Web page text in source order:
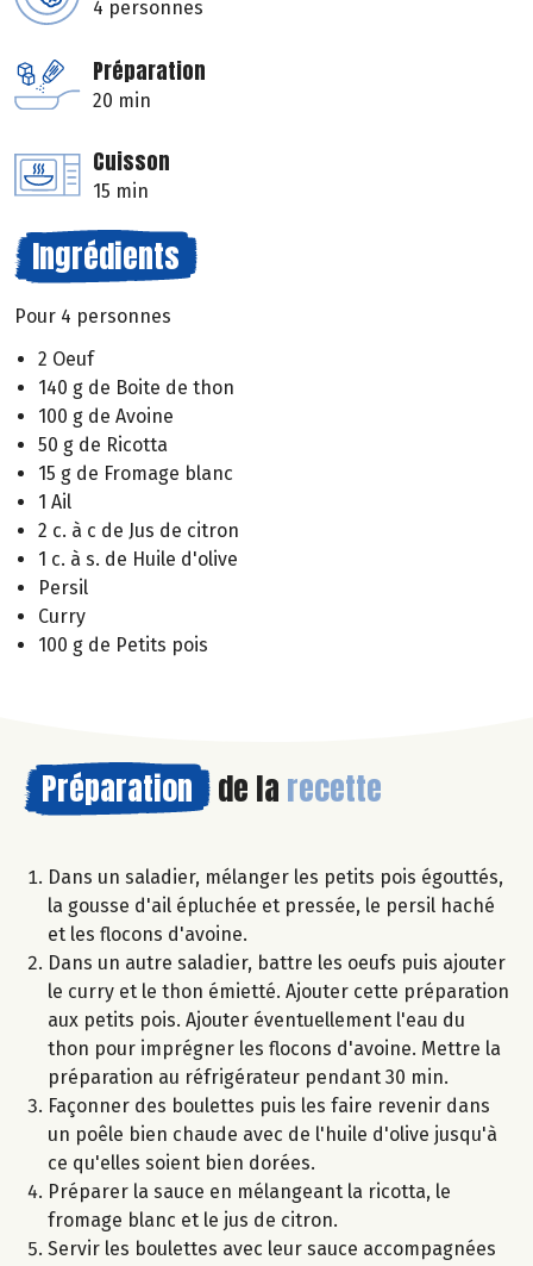
4 personnes
Préparation
20 min
Cuisson
15 min
Ingrédients
Pour 4 personnes
2 Oeuf
140 g de Boite de thon
100 g de Avoine
50 g de Ricotta
15 g de Fromage blanc
1 Ail
2 c. à c de Jus de citron
1 c. à s. de Huile d'olive
Persil
Curry
100 g de Petits pois
Préparation de la recette
Dans un saladier, mélanger les petits pois égouttés,
la gousse d'ail épluchée et pressée, le persil haché
et les flocons d'avoine.
Dans un autre saladier, battre les oeufs puis ajouter
le curry et le thon émietté. Ajouter cette préparation
aux petits pois. Ajouter éventuellement l'eau du
thon pour imprégner les flocons d'avoine. Mettre la
préparation au réfrigérateur pendant 30 min.
Façonner des boulettes puis les faire revenir dans
un poêle bien chaude avec de l'huile d'olive jusqu'à
ce qu'elles soient bien dorées.
Préparer la sauce en mélangeant la ricotta, le
fromage blanc et le jus de citron.
Servir les boulettes avec leur sauce accompagnées